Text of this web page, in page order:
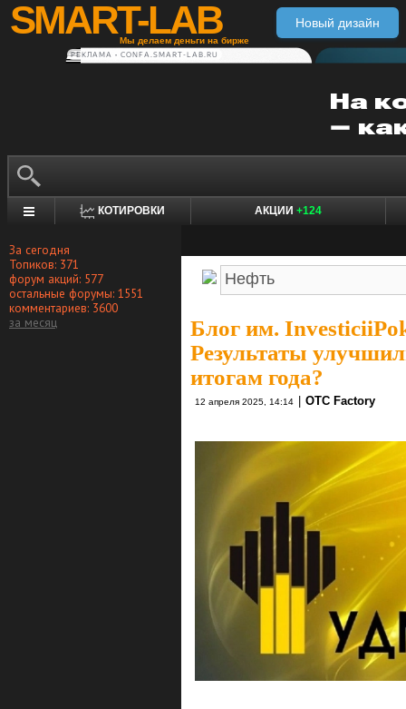
SMART-LAB
Мы делаем деньги на бирже
Новый дизайн
РЕКЛАМА • CONFA.SMART-LAB.RU
КОТИРОВКИ АКЦИИ +124
За сегодня
Топиков: 371
форум акций: 577
остальные форумы: 1551
комментариев: 3600
за месяц
Блог им.
Результаты
итогам года?
12 апреля 2025, 14:14 OTC Factory